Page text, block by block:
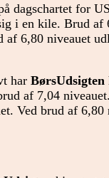
dagschartet for
i en kile. Brud af
af 6,80 niveauet
har BørsUdsigten
af 7,04
Ved brud af 6,80